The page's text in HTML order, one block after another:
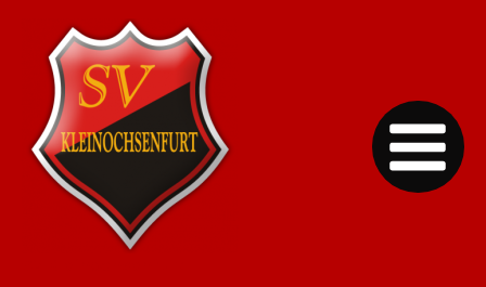
Inhalt
springen